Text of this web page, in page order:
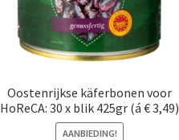
Oostenrijkse käferbonen voor
HoReCA: 30 x blik 425gr (á € 3,49)
AANBIEDING!